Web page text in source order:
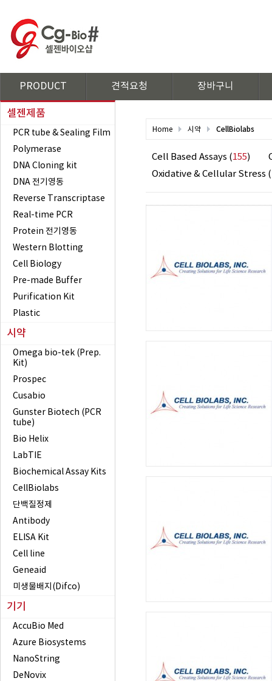
PRODUCT 견적요청 장바구니
셀젠제품
PCR tube & Sealing Film
Polymerase
DNA Cloning kit
DNA 전기영동
Reverse Transcriptase
Real-time PCR
Protein 전기영동
Western Blotting
Cell Biology
Pre-made Buffer
Purification Kit
Plastic
시약
Omega bio-tek (Prep.
Kit)
Prospec
Cusabio
Gunster Biotech (PCR
tube)
Bio Helix
LabTIE
Biochemical Assay Kits
CellBiolabs
단백질정제
Antibody
ELISA Kit
Cell line
Geneaid
미생물배지(Difco)
기기
AccuBio Med
Azure Biosystems
NanoString
DeNovix
Home 시약 CellBiolabs
Cell Based Assays (155)
Oxidative & Cellular Stress (